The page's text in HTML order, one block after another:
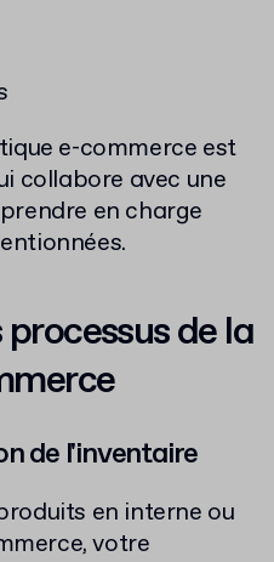
e-commerce est
collabore avec une
en charge
de la
de l'inventaire
en interne ou
votre